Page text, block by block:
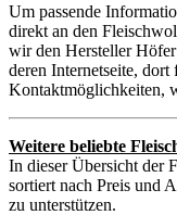
Um passende
direkt an den
wir den Hersteller
deren Internetseite,
Kontaktmöglichkeiten,
Weitere beliebte
In dieser Übersicht der
sortiert nach Preis und
zu unterstützen.